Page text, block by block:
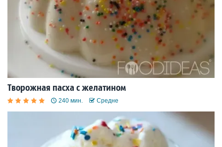
Творожная пасха с желатином
240 мин. Средне